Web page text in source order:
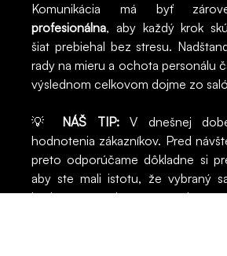
Komunikácia má byť
profesionálna, aby každý krok
šiat prebiehal bez stresu.
rady na mieru a ochota personálu
výslednom celkovom dojme zo
💡 NÁŠ TIP:V dnešnej
hodnotenia zákazníkov. Pred
preto odporúčame dôkladne si
aby ste mali istotu, že vybraný
budete merať cestu,